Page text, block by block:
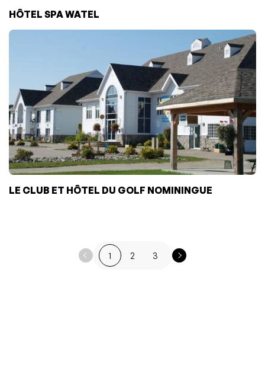
HÔTEL SPA WATEL
LE CLUB ET HÔTEL DU GOLF NOMININGUE
1 2 3